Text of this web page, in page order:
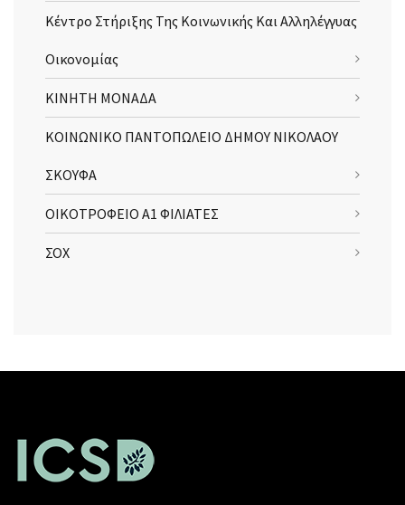
Κέντρο Στήριξης Της Κοινωνικής Και Αλληλέγγυας
Οικονομίας
ΚΙΝΗΤΗ ΜΟΝΑΔΑ
ΚΟΙΝΩΝΙΚΟ ΠΑΝΤΟΠΩΛΕΙΟ ΔΗΜΟΥ ΝΙΚΟΛΑΟΥ
ΣΚΟΥΦΑ
ΟΙΚΟΤΡΟΦΕΙΟ Α1 ΦΙΛΙΑΤΕΣ
ΣΟΧ